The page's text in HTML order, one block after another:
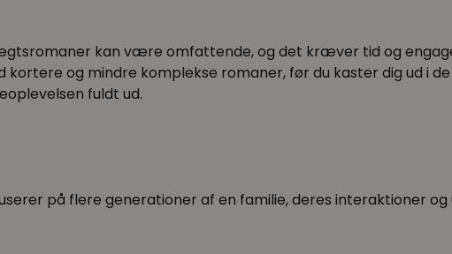
kan være omfattende, og det kræver tid og
kortere og mindre komplekse romaner, før du kaster dig ud
fuldt ud.
på flere generationer af en familie, deres interaktioner og